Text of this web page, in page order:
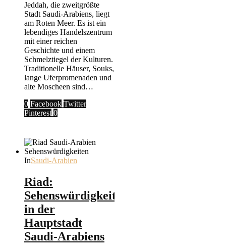
Jeddah, die zweitgrößte
Stadt Saudi-Arabiens, liegt
am Roten Meer. Es ist ein
lebendiges Handelszentrum
mit einer reichen
Geschichte und einem
Schmelztiegel der Kulturen.
Traditionelle Häuser, Souks,
lange Uferpromenaden und
alte Moscheen sind…
0 Facebook Twitter
Pinterest 0
InSaudi-Arabien
Riad:
Sehenswürdigkeiten
in der
Hauptstadt
Saudi-Arabiens